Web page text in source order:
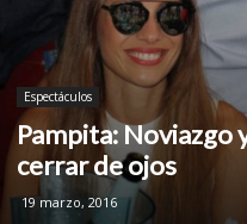
Espectáculos
Pampita: Noviazgo
cerrar de ojos
19 marzo, 2016